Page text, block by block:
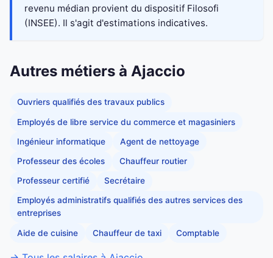
revenu médian provient du dispositif Filosofi
(INSEE). Il s'agit d'estimations indicatives.
Autres métiers à Ajaccio
Ouvriers qualifiés des travaux publics
Employés de libre service du commerce et magasiniers
Ingénieur informatique Agent de nettoyage
Professeur des écoles Chauffeur routier
Professeur certifié Secrétaire
Employés administratifs qualifiés des autres services des
entreprises
Aide de cuisine Chauffeur de taxi Comptable